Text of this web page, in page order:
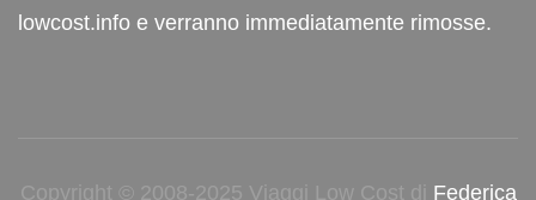
lowcost.info e verranno immediatamente rimosse.
Copyright © 2008-2025 Viaggi Low Cost di Federica